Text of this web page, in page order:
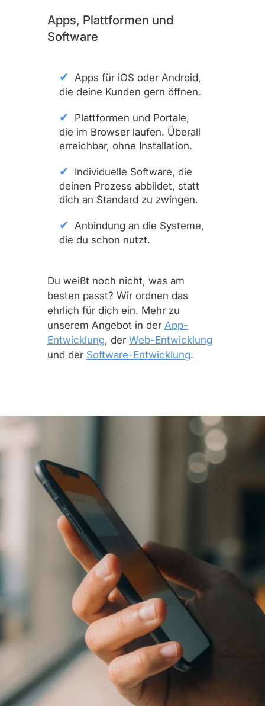
Apps, Plattformen und
Software
Apps für iOS oder Android,
die deine Kunden gern öffnen.
Plattformen und Portale,
die im Browser laufen. Überall
erreichbar, ohne Installation.
Individuelle Software, die
deinen Prozess abbildet, statt
dich an Standard zu zwingen.
Anbindung an die Systeme,
die du schon nutzt.
Du weißt noch nicht, was am
besten passt? Wir ordnen das
ehrlich für dich ein. Mehr zu
unserem Angebot in der App-
Entwicklung, der Web-Entwicklung
und der Software-Entwicklung.